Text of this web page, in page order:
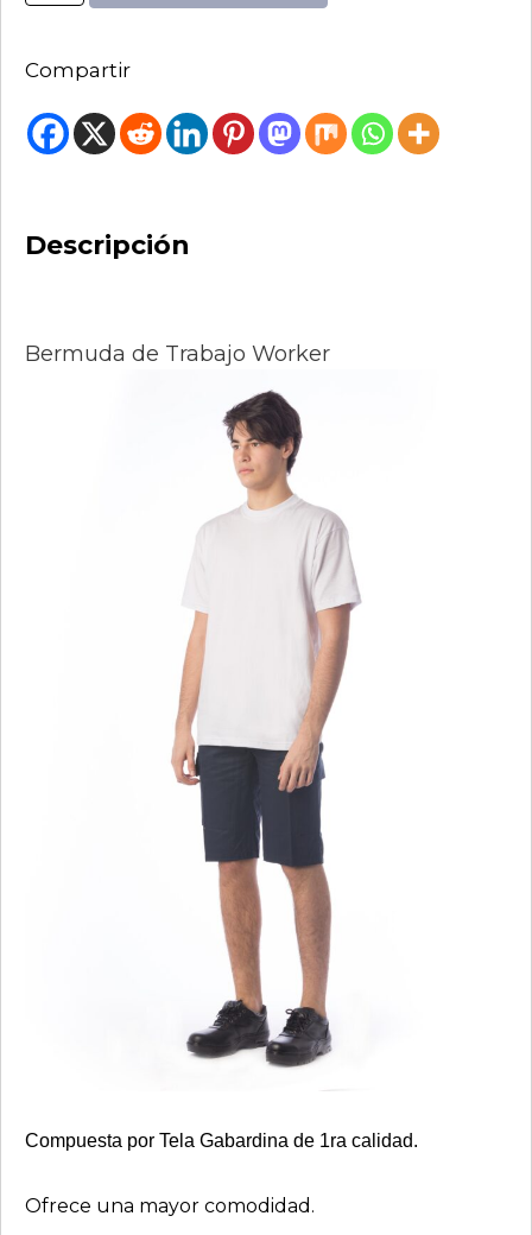
Compartir
Descripción
Bermuda de Trabajo Worker
Compuesta por Tela Gabardina de 1ra calidad.
Ofrece una mayor comodidad.